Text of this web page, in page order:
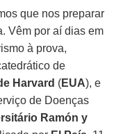
que nos preparar
Vêm por aí dias em
à prova,
de
Harvard (EUA), e
de Doenças
Ramón y